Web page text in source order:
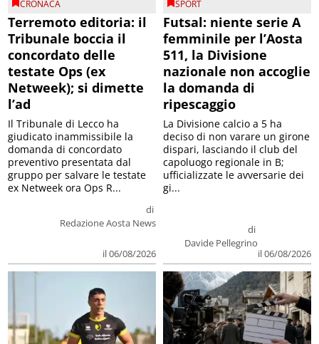
CRONACA
Terremoto editoria: il
Tribunale boccia il
concordato delle
testate Ops (ex
Netweek); si dimette
l’ad
di
Redazione Aosta News
il 06/08/2026
Il Tribunale di Lecco ha
giudicato inammissibile la
domanda di concordato
preventivo presentata dal
gruppo per salvare le testate
ex Netweek ora Ops R...
SPORT
Futsal: niente serie A
femminile per l’Aosta
511, la Divisione
nazionale non accoglie
la domanda di
ripescaggio
di
Davide Pellegrino
il 06/08/2026
La Divisione calcio a 5 ha
deciso di non varare un girone
dispari, lasciando il club del
capoluogo regionale in B;
ufficializzate le avversarie dei
gi...